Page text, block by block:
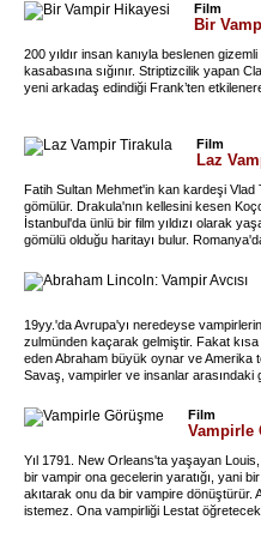
Film
Bir
200 yıldır insan kanıyla beslenen
kasabasına sığınır. Striptizcilik yapan
yeni arkadaş edindiği Frank’ten
Film
Laz
Fatih Sultan Mehmet'in kan kardeşi Vlad
gömülür. Drakula'nın kellesini kesen
İstanbul'da ünlü bir film yıldızı olarak
gömülü olduğu haritayı bulur.
Koçoğlu'nun peşine düşeceğini bildiği
Dursun'un bedenine girer. Efsane vampir
yaşamaya başlar. Konuşması bir laz
arasındaki değişim Drakula'nın başına
19yy.'da Avrupa'yı neredeyse
zulmünden kaçarak gelmiştir. Fakat
eden Abraham büyük oynar ve Amerika
Savaş, vampirler ve insanlar
Film
Vampirle
Yıl 1791. New Orleans'ta yaşayan
bir vampir ona gecelerin yaratığı, yani
akıtarak onu da bir vampire dönüştürür.
istemez. Ona vampirliği Lestat